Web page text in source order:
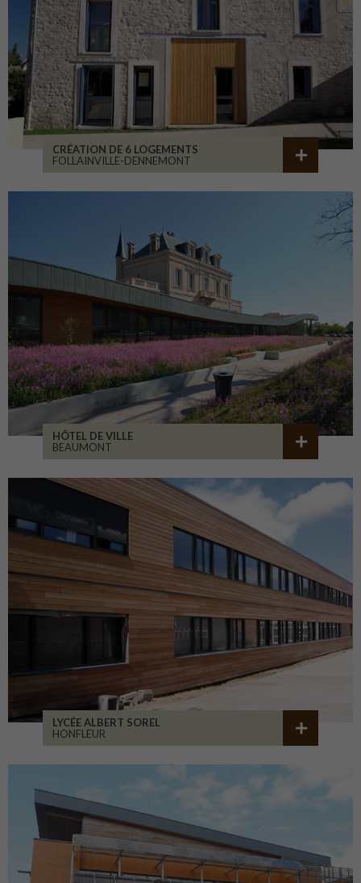
CRÉATION DE 6 LOGEMENTS
FOLLAINVILLE-DENNEMONT
HÔTEL DE VILLE
BEAUMONT
LYCÉE ALBERT SOREL
HONFLEUR